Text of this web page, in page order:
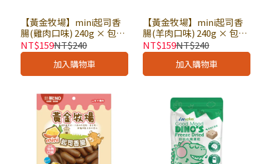
【黃金牧場】mini起司香
腸(雞肉口味) 240g × 包｜
狗零食 狗點心 起司零食 寵
物香腸
NT$159NT$240
加入購物車
【黃金牧場】mini起司香
腸(羊肉口味) 240g × 包｜
狗零食 狗點心 起司零食 寵
物香腸
NT$159NT$240
加入購物車